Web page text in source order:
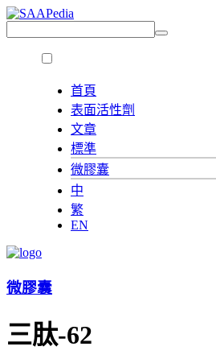
首頁
表面活性劑
文章
標準
微膠囊
中
繁
EN
微膠囊
三肽-62